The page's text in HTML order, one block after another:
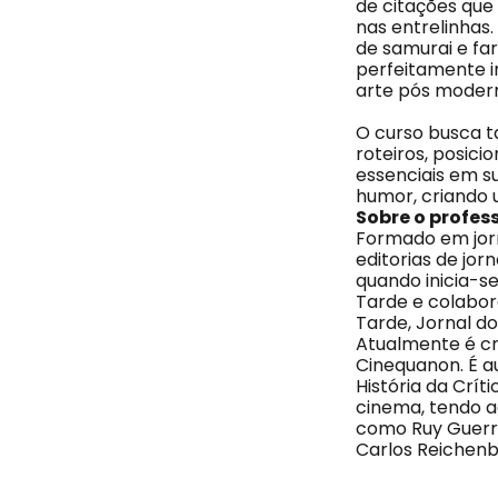
de citações
nas
de samurai e
perfeitamente
arte pós
O curso busca
roteiros,
essenciais em
humor, criando
Sobre o
Formado em
editorias de
quando inicia-
Tarde e
Tarde, Jornal
Atualmente é
Cinequanon. É
História da
cinema, tendo
como Ruy
Carlos